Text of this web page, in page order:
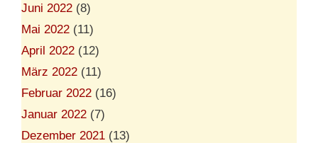
Juni 2022 (8)
Mai 2022 (11)
April 2022 (12)
März 2022 (11)
Februar 2022 (16)
Januar 2022 (7)
Dezember 2021 (13)